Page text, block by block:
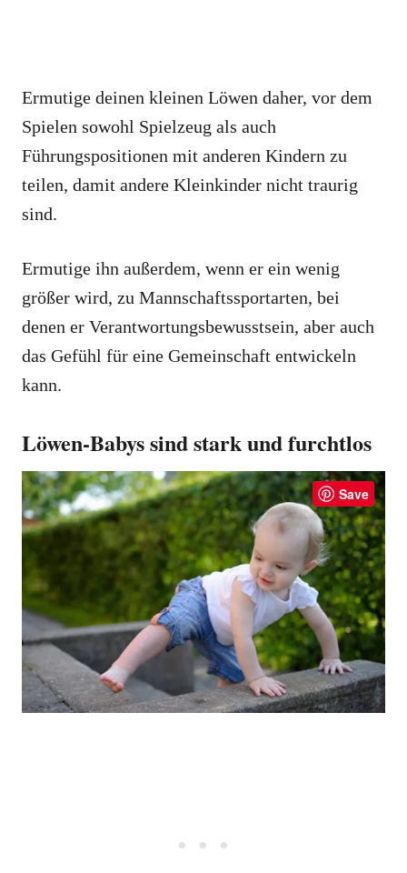
Ermutige deinen kleinen Löwen daher, vor dem
Spielen sowohl Spielzeug als auch
Führungspositionen mit anderen Kindern zu
teilen, damit andere Kleinkinder nicht traurig
sind.
Ermutige ihn außerdem, wenn er ein wenig
größer wird, zu Mannschaftssportarten, bei
denen er Verantwortungsbewusstsein, aber auch
das Gefühl für eine Gemeinschaft entwickeln
kann.
Löwen-Babys sind stark und furchtlos
Save